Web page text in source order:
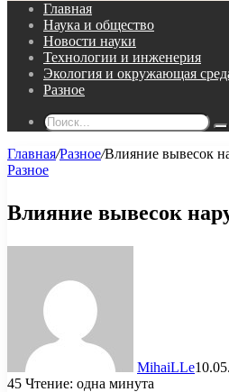
Главная
Наука и общество
Новости науки
Технологии и инженерия
Экология и окружающая
Разное
Главная/Разное/Влияние вывесок
Разное
Влияние вывесок
MihaiLLe
45 Чтение: одна минута